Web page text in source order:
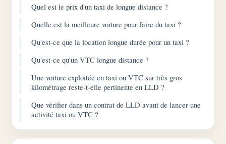
Quel est le prix d'un taxi de longue distance ?
Quelle est la meilleure voiture pour faire du taxi ?
Qu'est-ce que la location longue durée pour un taxi ?
Qu'est-ce qu'un VTC longue distance ?
Une voiture exploitée en taxi ou VTC sur très gros
kilométrage reste-t-elle pertinente en LLD ?
Que vérifier dans un contrat de LLD avant de lancer une
activité taxi ou VTC ?